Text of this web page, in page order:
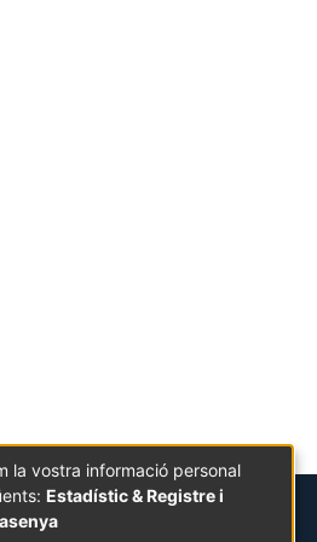
la vostra informació personal
Estadístic & Registre i